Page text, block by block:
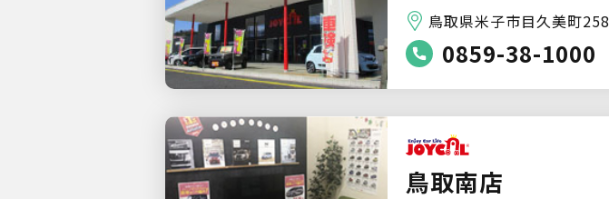
鳥取県米子市目久美町258
0859-38-1000
鳥取南店